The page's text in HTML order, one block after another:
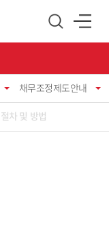
채무조정제도안내
차 및 방법